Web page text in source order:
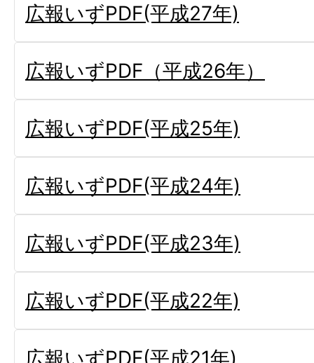
広報いずPDF(平成27年)
広報いずPDF（平成26年）
広報いずPDF(平成25年)
広報いずPDF(平成24年)
広報いずPDF(平成23年)
広報いずPDF(平成22年)
広報いずPDF(平成21年)